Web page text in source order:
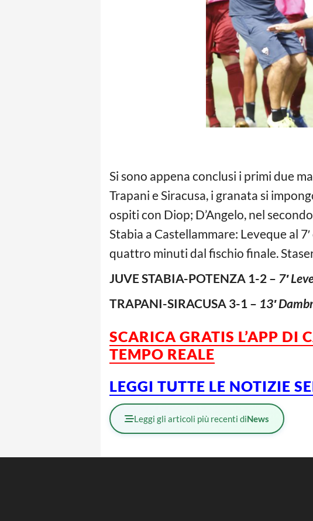
Si sono appena conclusi i primi due
Trapani e Siracusa, i granata si
ospiti con Diop; D’Angelo, nel
Stabia a Castellammare: Leveque al
quattro minuti dal fischio finale.
JUVE STABIA-POTENZA 1-2 – 7′
TRAPANI-SIRACUSA 3-1 – 13′
SCARICA GRATIS L’APP DI
TEMPO REALE
LEGGI TUTTE LE NOTIZIE
Leggi gli articoli più recenti diNews